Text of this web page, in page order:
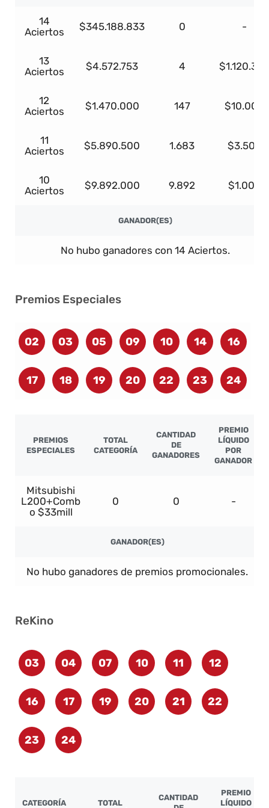
14
Aciertos
$345.188.833 0 -
13
Aciertos
$4.572.753 4 $1.120.324
12
Aciertos
$1.470.000 147 $10.000
11
Aciertos
$5.890.500 1.683 $3.500
10
Aciertos
$9.892.000 9.892 $1.000
GANADOR(ES)
No hubo ganadores con 14 Aciertos.
Premios Especiales
02 03 05 09 10 14 16
17 18 19 20 22 23 24
PREMIOS
ESPECIALES
TOTAL
CATEGORÍA
CANTIDAD
DE
GANADORES
PREMIO
LÍQUIDO
POR
GANADOR
Mitsubishi
L200+Comb
o $33mill
0 0 -
GANADOR(ES)
No hubo ganadores de premios promocionales.
ReKino
03 04 07 10 11 12
16 17 19 20 21 22
23 24
CATEGORÍA
TOTAL
CANTIDAD
PREMIO
LÍQUIDO